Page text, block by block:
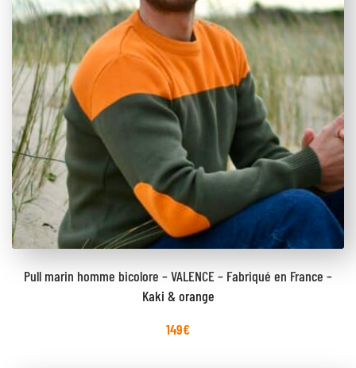
Pull marin homme bicolore – VALENCE – Fabriqué en France –
Kaki & orange
149€